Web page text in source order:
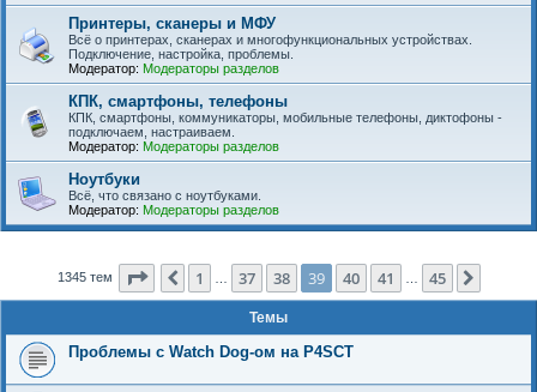
Принтеры, сканеры и МФУ
Всё о принтерах, сканерах и многофункциональных устройствах.
Подключение, настройка, проблемы.
Модератор: Модераторы разделов
КПК, смартфоны, телефоны
КПК, смартфоны, коммуникаторы, мобильные телефоны, диктофоны -
подключаем, настраиваем.
Модератор: Модераторы разделов
Ноутбуки
Всё, что связано с ноутбуками.
Модератор: Модераторы разделов
1345 тем Страница 39из 45
Пред.
1 37 38 39 40 41 45
Темы
Проблемы с Watch Dog-ом на P4SCT